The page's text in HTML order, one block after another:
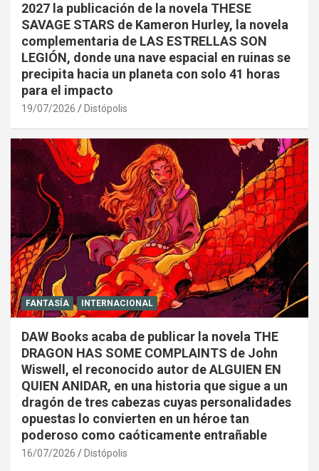
2027 la publicación de la novela THESE
SAVAGE STARS de Kameron Hurley, la novela
complementaria de LAS ESTRELLAS SON
LEGIÓN, donde una nave espacial en ruinas se
precipita hacia un planeta con solo 41 horas
para el impacto
19/07/2026 Distópolis
FANTASÍA INTERNACIONAL
DAW Books acaba de publicar la novela THE
DRAGON HAS SOME COMPLAINTS de John
Wiswell, el reconocido autor de ALGUIEN EN
QUIEN ANIDAR, en una historia que sigue a un
dragón de tres cabezas cuyas personalidades
opuestas lo convierten en un héroe tan
poderoso como caóticamente entrañable
16/07/2026 Distópolis